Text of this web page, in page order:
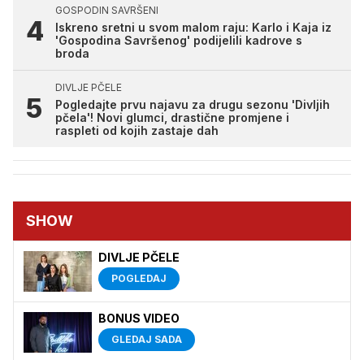
GOSPODIN SAVRŠENI
Iskreno sretni u svom malom raju: Karlo i Kaja iz
'Gospodina Savršenog' podijelili kadrove s
broda
DIVLJE PČELE
Pogledajte prvu najavu za drugu sezonu 'Divljih
pčela'! Novi glumci, drastične promjene i
raspleti od kojih zastaje dah
SHOW
DIVLJE PČELE
POGLEDAJ
BONUS VIDEO
GLEDAJ SADA